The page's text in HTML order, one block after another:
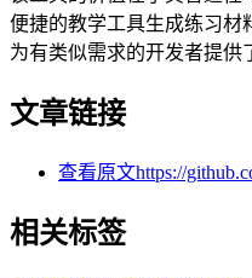
便捷的教学工具生成练习材
为有类似需求的开发者提供
文章链接
查看原文https://
相关标签